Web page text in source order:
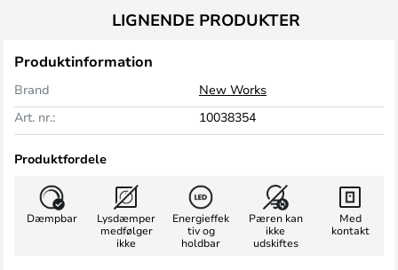
LIGNENDE PRODUKTER
Produktinformation
Brand
New Works
Art. nr.:
10038354
Produktfordele
Dæmpbar
Lysdæmper
medfølger
ikke
Energieffek
tiv og
holdbar
Pæren kan
ikke
udskiftes
Med
kontakt